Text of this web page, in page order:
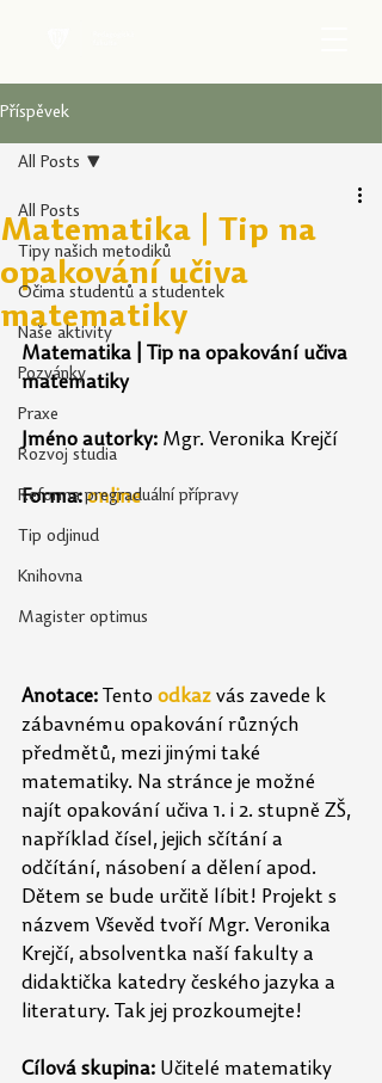
Příspěvek
All Posts
Tipy našich metodiků
Očima studentů a studentek
Naše aktivity
Pozvánky
Praxe
Rozvoj studia
Reforma pregraduální přípravy
Tip odjinud
Knihovna
Magister optimus
All Posts
Matematika | Tip na
opakování učiva
matematiky
Matematika | Tip na opakování učiva
matematiky
Jméno autorky: Mgr. Veronika Krejčí
Forma: online
Anotace: Tento odkaz vás zavede k
zábavnému opakování různých
předmětů, mezi jinými také
matematiky. Na stránce je možné
najít opakování učiva 1. i 2. stupně ZŠ,
například čísel, jejich sčítání a
odčítání, násobení a dělení apod.
Dětem se bude určitě líbit! Projekt s
názvem Vševěd tvoří Mgr. Veronika
Krejčí, absolventka naší fakulty a
didaktička katedry českého jazyka a
literatury. Tak jej prozkoumejte!
Cílová skupina: Učitelé matematiky